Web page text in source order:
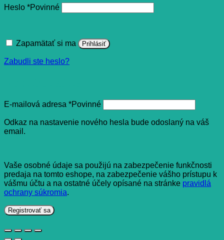
Heslo *Povinné
Zapamätať si ma Prihlásiť
Zabudli ste heslo?
E-mailová adresa *Povinné
Odkaz na nastavenie nového hesla bude odoslaný na váš
email.
Vaše osobné údaje sa použijú na zabezpečenie funkčnosti
predaja na tomto eshope, na zabezpečenie vášho prístupu k
vášmu účtu a na ostatné účely opísané na stránke pravidlá
ochrany súkromia.
Registrovať sa